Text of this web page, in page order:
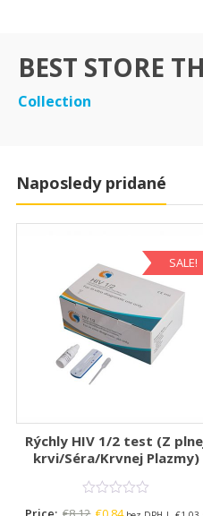
BEST STORE
Collection
Naposledy pridané
SALE!
Rýchly HIV 1/2 test (Z
krvi/Séra/Krvnej Plazmy)
OriginalCurrent